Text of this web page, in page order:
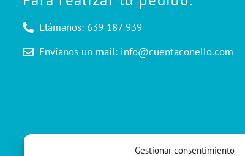
Gestionar consentimiento
Llámanos: 639 187 939
Envíanos un mail: info@cuentaconello.com